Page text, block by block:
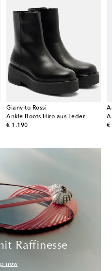
Gianvito Rossi
Ankle Boots Hiro aus Leder
€ 1.190
original price €
Raffinesse
now